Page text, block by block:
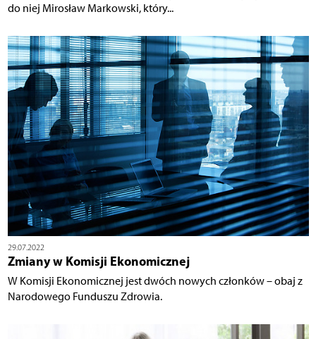
do niej Mirosław Markowski, który...
29.07.2022
Zmiany w Komisji Ekonomicznej
W Komisji Ekonomicznej jest dwóch nowych członków – obaj z
Narodowego Funduszu Zdrowia.